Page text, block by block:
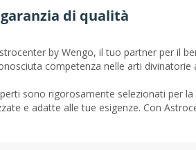
di qualità
by Wengo, il tuo partner per il
competenza nelle arti
sono rigorosamente selezionati per
e adatte alle tue esigenze. Con